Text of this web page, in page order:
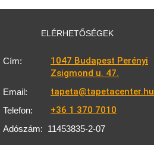
ELÉRHETŐSÉGEK
Cím:
1047 Budapest Perényi
Zsigmond u. 47.
Email: tapeta@tapetacenter.hu
Telefon: +36 1 370 7010
Adószám: 11453835-2-07